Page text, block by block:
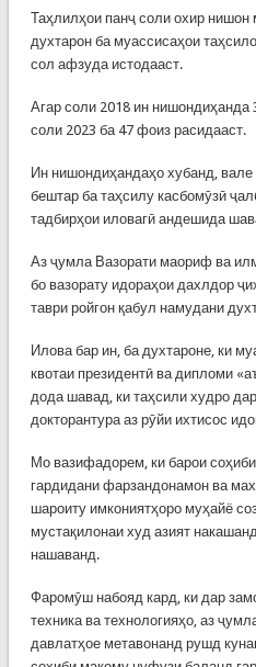
Таҳлилҳои панҷ соли охир
духтарон ба муассисаҳои
сол афзуда истодааст.
Агар соли 2018 ин
соли 2023 ба 47 фоиз расидааст.
Ин нишондиҳандаҳо хубанд, вале
бештар ба таҳсилу касбомӯзӣ
тадбирҳои иловагӣ андешида
Аз ҷумла Вазорати маориф ва
бо вазорату идораҳои дахлдор
таври ройгон қабул намудани
Илова бар ин, ба духтароне, ки
квотаи президентӣ ва дипломи
дода шавад, ки таҳсили худро
докторантура аз рӯйи ихтисос
Мо вазифадорем, ки барои
гардидани фарзандонамон ва
шароиту имкониятҳоро муҳайё
мустақилонаи худ азият
нашаванд.
Фаромӯш набояд кард, ки дар
техника ва технологияҳо, аз
давлатҳое метавонанд рушд